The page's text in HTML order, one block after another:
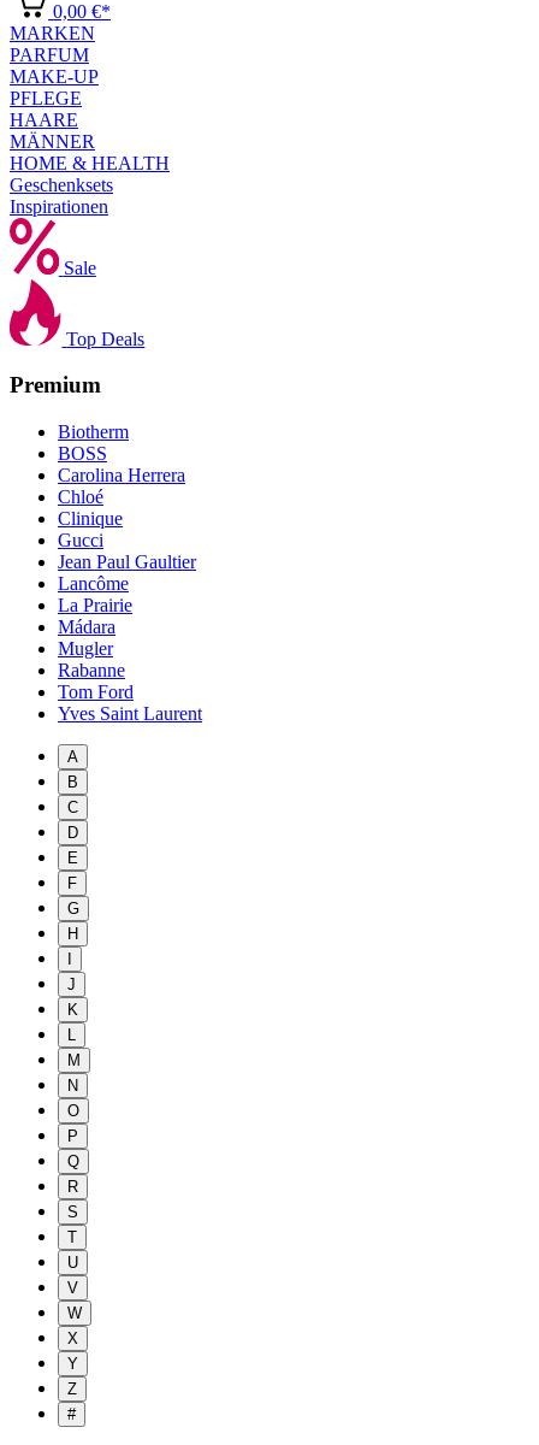
0,00 €*
MARKEN
PARFUM
MAKE-UP
PFLEGE
HAARE
MÄNNER
HOME & HEALTH
Geschenksets
Inspirationen
Sale
Top Deals
Premium
Biotherm
BOSS
Carolina Herrera
Chloé
Clinique
Gucci
Jean Paul Gaultier
Lancôme
La Prairie
Mádara
Mugler
Rabanne
Tom Ford
Yves Saint Laurent
A
B
C
D
E
F
G
H
J
K
L
M
N
O
P
Q
R
S
T
U
V
W
X
Y
Z
#